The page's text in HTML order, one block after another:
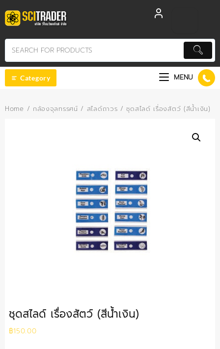
to
content
Category MENU
Home / กล้องจุลทรรศน์ / สไลด์ถาวร / ชุดสไลด์ เรื่องสัตว์ (สีน้ำเงิน)
ชุดสไลด์ เรื่องสัตว์ (สีน้ำเงิน)
฿150.00